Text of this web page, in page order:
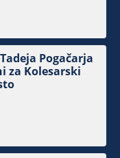
Pogačarja
za Kolesarski